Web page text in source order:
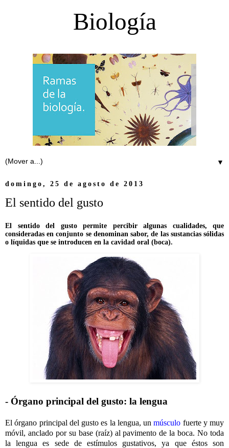
Biología
▼
domingo, 25 de agosto de 2013
El sentido del gusto
El sentido del gusto permite percibir algunas cualidades, que
consideradas en conjunto se denominan sabor, de las sustancias sólidas
o líquidas que se introducen en la cavidad oral (boca).
- Órgano principal del gusto: la lengua
El órgano principal del gusto es la lengua, unmúsculo fuerte y muy
móvil, anclado por su base (raíz) al pavimento de la boca. No toda
la lengua es sede de estímulos gustativos, ya que éstos son